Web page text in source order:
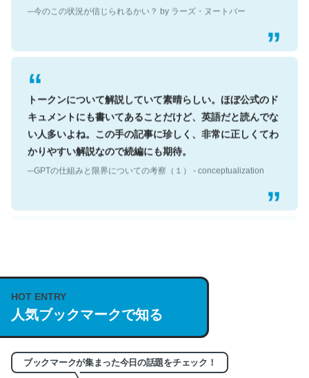
─今のこの状況が信じられるかい？ by ラーズ・ヌートバー
トークンについて解説していて素晴らしい。ほぼ公式のド
キュメントにも書いてあることだけど、英語だと読んでな
い人多いよね。この手の記事に珍しく、非常に正しくてわ
かりやすい解説なので続編にも期待。
─GPTの仕組みと限界についての考察（１） - conceptualization
https://isobe324649.hatenablog.com/entry/2023/03/27
─GPTの仕組みと限界についての考察（１） - conceptualization
HOT ENTRY
人気ブックマークで知る
ブックマークが集まった今日の話題をチェック！